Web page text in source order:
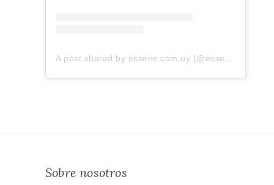
A post shared by essenz.com.uy (@essenz.com.uy)
Sobre nosotros